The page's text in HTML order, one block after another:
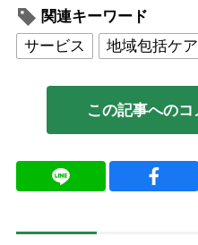
関連キーワード
サービス
地域包括ケア
この記事へのコ